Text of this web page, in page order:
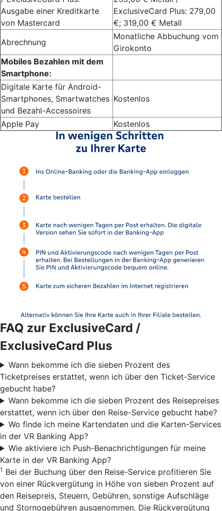
Ausgabe einer Kreditkarte
von Mastercard
ExclusiveCard Plus: 279,00
€; 319,00 € Metall
Abrechnung
Monatliche Abbuchung vom
Girokonto
Mobiles Bezahlen mit dem
Smartphone:
Digitale Karte für Android-
Smartphones, Smartwatches
und Bezahl-Accessoires
Kostenlos
Apple Pay Kostenlos
FAQ zur ExclusiveCard /
ExclusiveCard Plus
Wann bekomme ich die sieben Prozent des
Ticketpreises erstattet, wenn ich über den Ticket-Service
gebucht habe?
Wann bekomme ich die sieben Prozent des Reisepreises
erstattet, wenn ich über den Reise-Service gebucht habe?
Wo finde ich meine Kartendaten und die Karten-Services
in der VR Banking App?
Wie aktiviere ich Push-Benachrichtigungen für meine
Karte in der VR Banking App?
1 Bei der Buchung über den Reise-Service profitieren Sie
von einer Rückvergütung in Höhe von sieben Prozent auf
den Reisepreis, Steuern, Gebühren, sonstige Aufschläge
und Stornogebühren ausgenommen. Die Rückvergütung